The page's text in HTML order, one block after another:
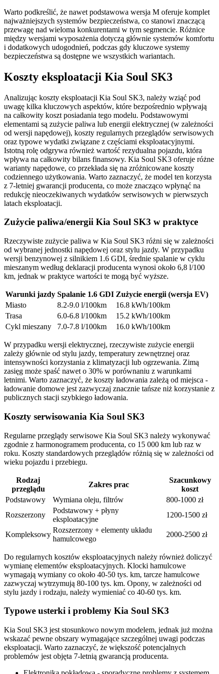
Warto podkreślić, że nawet podstawowa wersja M oferuje komplet
najważniejszych systemów bezpieczeństwa, co stanowi znaczącą
przewagę nad wieloma konkurentami w tym segmencie. Różnice
między wersjami wyposażenia dotyczą głównie systemów komfortu
i dodatkowych udogodnień, podczas gdy kluczowe systemy
bezpieczeństwa są dostępne we wszystkich wariantach.
Koszty eksploatacji Kia Soul SK3
Analizując koszty eksploatacji Kia Soul SK3, należy wziąć pod
uwagę kilka kluczowych aspektów, które bezpośrednio wpływają
na całkowity koszt posiadania tego modelu. Podstawowymi
elementami są zużycie paliwa lub energii elektrycznej (w zależności
od wersji napędowej), koszty regularnych przeglądów serwisowych
oraz typowe wydatki związane z częściami eksploatacyjnymi.
Istotną rolę odgrywa również wartość rezydualna pojazdu, która
wpływa na całkowity bilans finansowy. Kia Soul SK3 oferuje różne
warianty napędowe, co przekłada się na zróżnicowane koszty
codziennego użytkowania. Warto zaznaczyć, że model ten korzysta
z 7-letniej gwarancji producenta, co może znacząco wpłynąć na
redukcję nieoczekiwanych wydatków serwisowych w pierwszych
latach eksploatacji.
Zużycie paliwa/energii Kia Soul SK3 w praktyce
Rzeczywiste zużycie paliwa w Kia Soul SK3 różni się w zależności
od wybranej jednostki napędowej oraz stylu jazdy. W przypadku
wersji benzynowej z silnikiem 1.6 GDI, średnie spalanie w cyklu
mieszanym według deklaracji producenta wynosi około 6,8 l/100
km, jednak w praktyce wartości te mogą być wyższe.
Warunki jazdy Spalanie 1.6 GDI Zużycie energii (wersja EV)
Miasto
8.2-9.0 l/100km
16.8 kWh/100km
Trasa
6.0-6.8 l/100km
15.2 kWh/100km
Cykl mieszany
7.0-7.8 l/100km 16.0 kWh/100km
W przypadku wersji elektrycznej, rzeczywiste zużycie energii
zależy głównie od stylu jazdy, temperatury zewnętrznej oraz
intensywności korzystania z klimatyzacji lub ogrzewania. Zimą
zasięg może spaść nawet o 30% w porównaniu z warunkami
letnimi. Warto zaznaczyć, że koszty ładowania zależą od miejsca -
ładowanie domowe jest zazwyczaj znacznie tańsze niż korzystanie z
publicznych stacji szybkiego ładowania.
Koszty serwisowania Kia Soul SK3
Regularne przeglądy serwisowe Kia Soul SK3 należy wykonywać
zgodnie z harmonogramem producenta, co 15 000 km lub raz w
roku. Koszty standardowych przeglądów różnią się w zależności od
wieku pojazdu i przebiegu.
Rodzaj
przeglądu
Zakres prac
Szacunkowy
koszt
Podstawowy
Wymiana oleju, filtrów
800-1000 zł
Rozszerzony
Podstawowy + płyny
eksploatacyjne
1200-1500 zł
Kompleksowy
Rozszerzony + elementy układu
hamulcowego
2000-2500 zł
Do regularnych kosztów eksploatacyjnych należy również doliczyć
wymianę elementów eksploatacyjnych. Klocki hamulcowe
wymagają wymiany co około 40-50 tys. km, tarcze hamulcowe
zazwyczaj wytrzymują 80-100 tys. km. Opony, w zależności od
stylu jazdy i rodzaju, należy wymieniać co 40-60 tys. km.
Typowe usterki i problemy Kia Soul SK3
Kia Soul SK3 jest stosunkowo nowym modelem, jednak już można
wskazać pewne obszary wymagające szczególnej uwagi podczas
eksploatacji. Warto zaznaczyć, że większość potencjalnych
problemów jest objęta 7-letnią gwarancją producenta.